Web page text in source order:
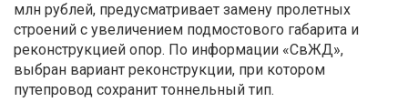
млн рублей, предусматривает замену пролетных
строений с увеличением подмостового габарита и
реконструкцией опор. По информации «СвЖД»,
выбран вариант реконструкции, при котором
путепровод сохранит тоннельный тип.